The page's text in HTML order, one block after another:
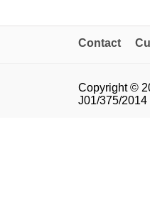
Contact
Copyright ©
J01/375/2014